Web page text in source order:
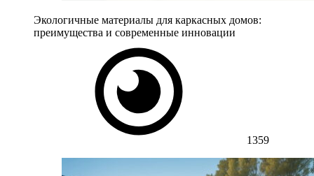
Экологичные материалы для каркасных домов:
преимущества и современные инновации
1359